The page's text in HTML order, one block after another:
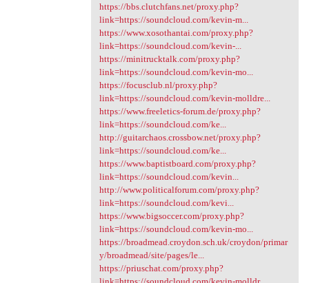
https://bbs.clutchfans.net/proxy.php?
link=https://soundcloud.com/kevin-m...
https://www.xosothantai.com/proxy.php?
link=https://soundcloud.com/kevin-...
https://minitrucktalk.com/proxy.php?
link=https://soundcloud.com/kevin-mo...
https://focusclub.nl/proxy.php?
link=https://soundcloud.com/kevin-molldre...
https://www.freeletics-forum.de/proxy.php?
link=https://soundcloud.com/ke...
http://guitarchaos.crossbow.net/proxy.php?
link=https://soundcloud.com/ke...
https://www.baptistboard.com/proxy.php?
link=https://soundcloud.com/kevin...
http://www.politicalforum.com/proxy.php?
link=https://soundcloud.com/kevi...
https://www.bigsoccer.com/proxy.php?
link=https://soundcloud.com/kevin-mo...
https://broadmead.croydon.sch.uk/croydon/primar
y/broadmead/site/pages/le...
https://priuschat.com/proxy.php?